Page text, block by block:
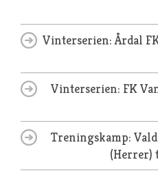
Vinterserien: Årdal
Vinterserien: FK
Treningskamp:
(Herrer)